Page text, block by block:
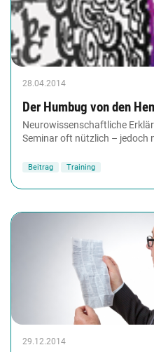
28.04.2014
Der Humbug von den
Neurowissenschaftliche
Seminar oft nützlich – jedoch
Beitrag Training
29.12.2014